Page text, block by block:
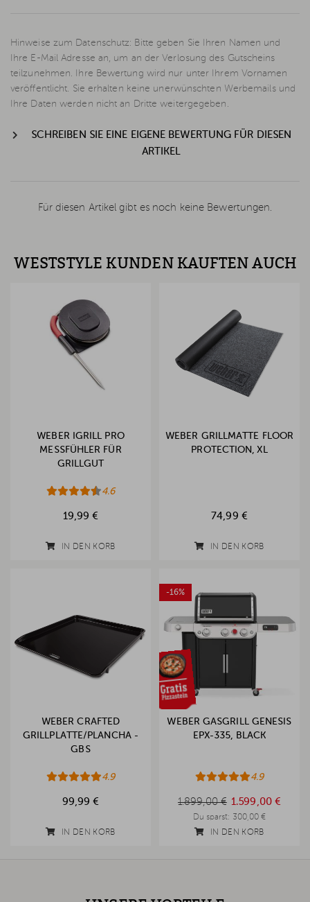
Hinweise zum Datenschutz: Bitte geben Sie Ihren Namen und
Ihre E-Mail Adresse an, um an der Verlosung des Gutscheins
teilzunehmen. Ihre Bewertung wird nur unter Ihrem Vornamen
veröffentlicht. Sie erhalten keine unerwünschten Werbemails und
Ihre Daten werden nicht an Dritte weitergegeben.
SCHREIBEN SIE EINE EIGENE BEWERTUNG FÜR DIESEN
ARTIKEL
Für diesen Artikel gibt es noch keine Bewertungen.
WESTSTYLE KUNDEN KAUFTEN AUCH
WEBER IGRILL PRO
MESSFÜHLER FÜR
GRILLGUT
4.6
19,99 €
IN DEN KORB
WEBER GRILLMATTE FLOOR
PROTECTION, XL
74,99 €
IN DEN KORB
WEBER CRAFTED
GRILLPLATTE/PLANCHA -
GBS
4.9
99,99 €
IN DEN KORB
-16%
WEBER GASGRILL GENESIS
EPX-335, BLACK
4.9
1.899,00 € 1.599,00 €
Du sparst: 300,00 €
IN DEN KORB